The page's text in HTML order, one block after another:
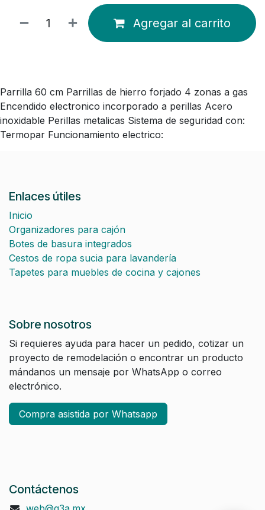
Agregar al carrito
Parrilla 60 cm Parrillas de hierro forjado 4 zonas a gas
Encendido electronico incorporado a perillas Acero
inoxidable Perillas metalicas Sistema de seguridad con:
Termopar Funcionamiento electrico:
Enlaces útiles
Inicio
Organizadores para cajón
Botes de basura integrados
Cestos de ropa sucia para lavandería
Tapetes para muebles de cocina y cajones
Sobre nosotros
Si requieres ayuda para hacer un pedido, cotizar un
proyecto de remodelación o encontrar un producto
mándanos un mensaje por WhatsApp o correo
electrónico.
Compra asistida por Whatsapp
Contáctenos